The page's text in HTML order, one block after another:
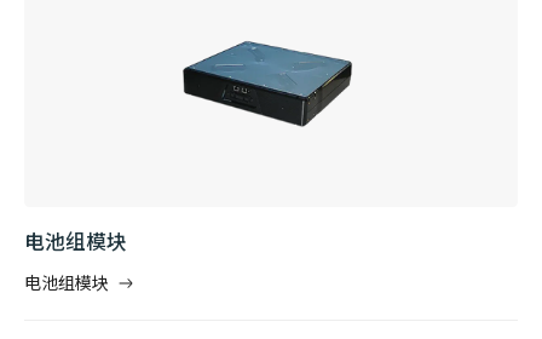
电池组模块
电池组模块